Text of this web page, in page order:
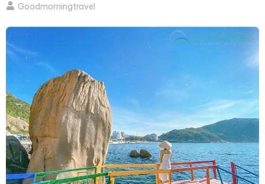
Goodmorningtravel